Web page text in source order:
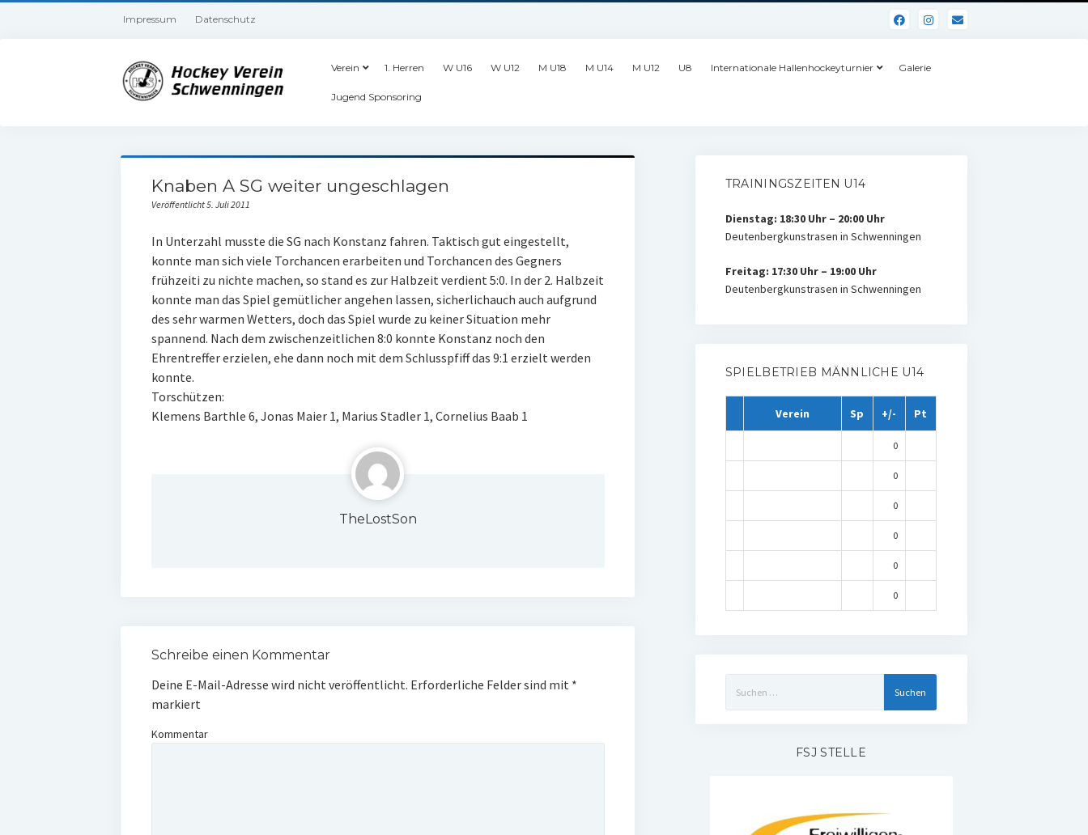
Impressum Datenschutz
Verein 1. Herren W U16 W U12 M U18 M U14 M U12 U8 Internationale Hallenhockeyturnier Galerie
Jugend Sponsoring
Knaben A SG weiter ungeschlagen
Veröffentlicht 5. Juli 2011
In Unterzahl musste die SG nach Konstanz fahren. Taktisch gut eingestellt,
konnte man sich viele Torchancen erarbeiten und Torchancen des Gegners
frühzeiti zu nichte machen, so stand es zur Halbzeit verdient 5:0. In der 2. Halbzeit
konnte man das Spiel gemütlicher angehen lassen, sicherlichauch auch aufgrund
des sehr warmen Wetters, doch das Spiel wurde zu keiner Situation mehr
spannend. Nach dem zwischenzeitlichen 8:0 konnte Konstanz noch den
Ehrentreffer erzielen, ehe dann noch mit dem Schlusspfiff das 9:1 erzielt werden
konnte.
Torschützen:
Klemens Barthle 6, Jonas Maier 1, Marius Stadler 1, Cornelius Baab 1
TheLostSon
Schreibe einen Kommentar
Deine E-Mail-Adresse wird nicht veröffentlicht. Erforderliche Felder sind mit *
markiert
Kommentar
TRAININGSZEITEN U14
Dienstag: 18:30 Uhr – 20:00 Uhr
Deutenbergkunstrasen in Schwenningen
Freitag: 17:30 Uhr – 19:00 Uhr
Deutenbergkunstrasen in Schwenningen
SPIELBETRIEB MÄNNLICHE U14
Verein Sp +/- Pt
0
0
0
0
0
0
nach:
FSJ STELLE